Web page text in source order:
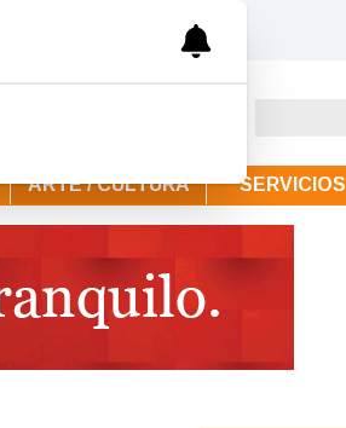
ARTE / CULTURA SERVICIOS